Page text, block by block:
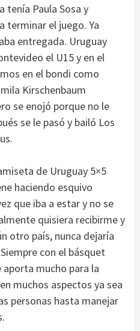
tenía Paula Sosa y
terminar el juego. Ya
entregada. Uruguay
el U15 y en el
en el bondi como
Kirschenbaum
se enojó porque no le
se le pasó y bailó Los
de Uruguay 5×5
haciendo esquivo
que iba a estar y no se
quisiera recibirme y
otro país, nunca dejaría
con el básquet
mucho para la
muchos aspectos ya sea
personas hasta manejar